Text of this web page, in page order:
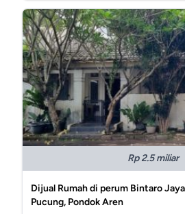
Rp 2.5 miliar
Dijual Rumah di perum Bintaro
Pucung, Pondok Aren